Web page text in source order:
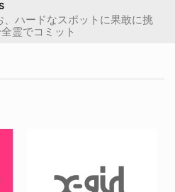
ハードなスポットに果敢に挑
霊でコミット